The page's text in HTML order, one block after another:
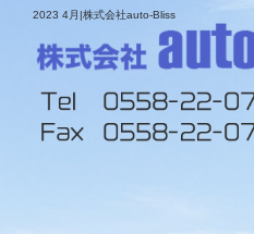
2023 4月|株式会社auto-Bliss